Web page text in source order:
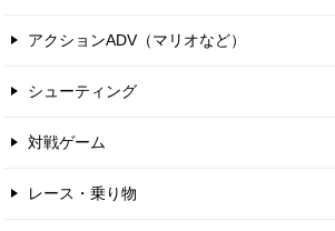
アクションADV（マリオなど）
シューティング
対戦ゲーム
レース・乗り物